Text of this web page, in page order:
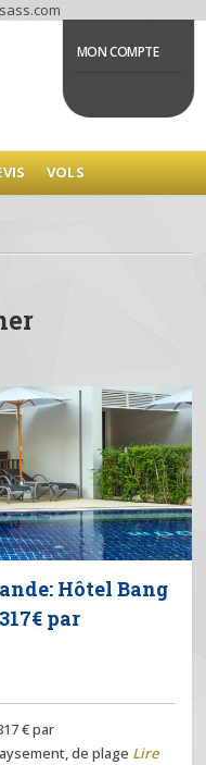
MON COMPTE
VOLS
Hôtel Bang
par
€ par
de plage Lire